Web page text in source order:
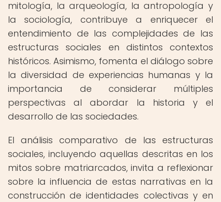
mitología, la arqueología, la antropología y
la sociología, contribuye a enriquecer el
entendimiento de las complejidades de las
estructuras sociales en distintos contextos
históricos. Asimismo, fomenta el diálogo sobre
la diversidad de experiencias humanas y la
importancia de considerar múltiples
perspectivas al abordar la historia y el
desarrollo de las sociedades.
El análisis comparativo de las estructuras
sociales, incluyendo aquellas descritas en los
mitos sobre matriarcados, invita a reflexionar
sobre la influencia de estas narrativas en la
construcción de identidades colectivas y en